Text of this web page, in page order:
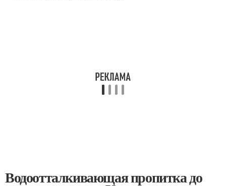
Водоотталкивающая пропитка до